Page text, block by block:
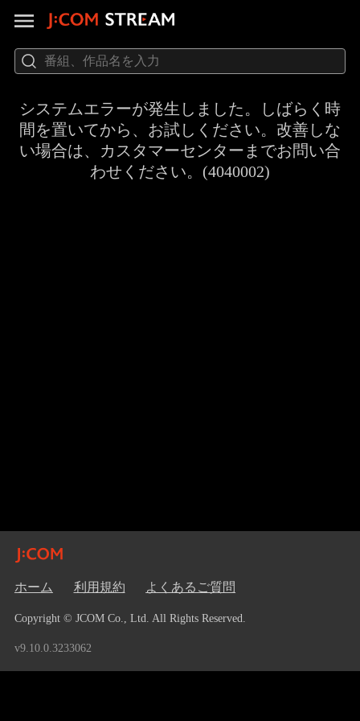
システムエラーが発生しました。しばらく時
間を置いてから、お試しください。改善しな
い場合は、カスタマーセンターまでお問い合
わせください。(4040002)
ホーム 利用規約 よくあるご質問
Copyright © JCOM Co., Ltd. All Rights Reserved.
v9.10.0.3233062